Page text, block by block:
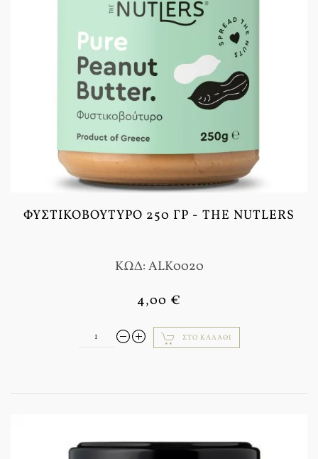
ΦΥΣΤΙΚΟΒΟΎΤΥΡΟ 250 ΓΡ - THE NUTLERS
ΚΩΔ: ALK0020
4,00 €
ΣΤΟ ΚΑΛΆΘΙ